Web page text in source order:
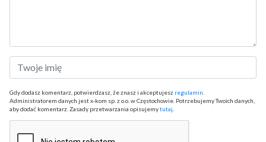
Gdy dodasz komentarz, potwierdzasz, że znasz i akceptujesz regulamin
Administratorem danych jest x-kom sp. z o.o. w Częstochowie. Potrzebujemy Twoich danych,
aby dodać komentarz. Zasady przetwarzania opisujemytutaj